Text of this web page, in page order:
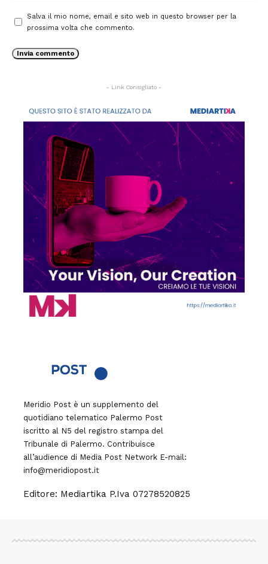
Salva il mio nome, email e sito web in questo browser per la
prossima volta che commento.
- Link Consigliato -
Meridio Post è un supplemento del
quotidiano telematico Palermo Post
iscritto al N5 del registro stampa del
Tribunale di Palermo. Contribuisce
all’audience di Media Post Network E-mail:
info@meridiopost.it
Editore: Mediartika P.Iva 07278520825